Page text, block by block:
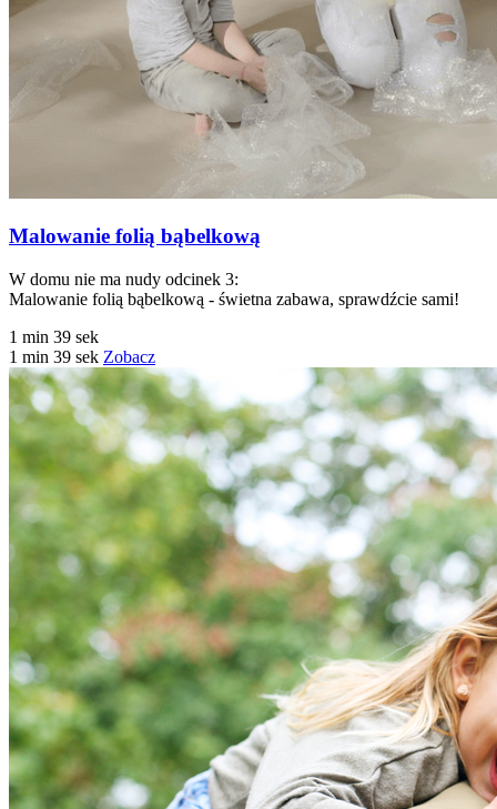
Malowanie folią bąbelkową
W domu nie ma nudy odcinek 3:
Malowanie folią bąbelkową - świetna zabawa, sprawdźcie sami!
1 min 39 sek
1 min 39 sek Zobacz